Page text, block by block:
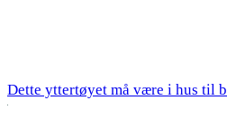
Dette yttertøyet må være i hus til